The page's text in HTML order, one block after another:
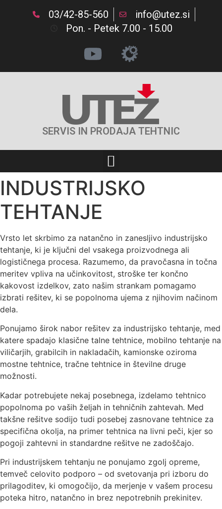
03/42-85-560
info@utez.si
Pon. - Petek 7.00 - 15.00
SERVIS IN PRODAJA TEHTNIC
INDUSTRIJSKO
TEHTANJE
Vrsto let skrbimo za natančno in zanesljivo industrijsko
tehtanje, ki je ključni del vsakega proizvodnega ali
logističnega procesa. Razumemo, da pravočasna in točna
meritev vpliva na učinkovitost, stroške ter končno
kakovost izdelkov, zato našim strankam pomagamo
izbrati rešitev, ki se popolnoma ujema z njihovim načinom
dela.
Ponujamo širok nabor rešitev za industrijsko tehtanje, med
katere spadajo klasične talne tehtnice, mobilno tehtanje na
viličarjih, grabilcih in nakladačih, kamionske oziroma
mostne tehtnice, tračne tehtnice in številne druge
možnosti.
Kadar potrebujete nekaj posebnega, izdelamo tehtnico
popolnoma po vaših željah in tehničnih zahtevah. Med
takšne rešitve sodijo tudi posebej zasnovane tehtnice za
specifična okolja, na primer tehtnica na livni peči, kjer so
pogoji zahtevni in standardne rešitve ne zadoščajo.
Pri industrijskem tehtanju ne ponujamo zgolj opreme,
temveč celovito podporo – od svetovanja pri izboru do
prilagoditev, ki omogočijo, da merjenje v vašem procesu
poteka hitro, natančno in brez nepotrebnih prekinitev.